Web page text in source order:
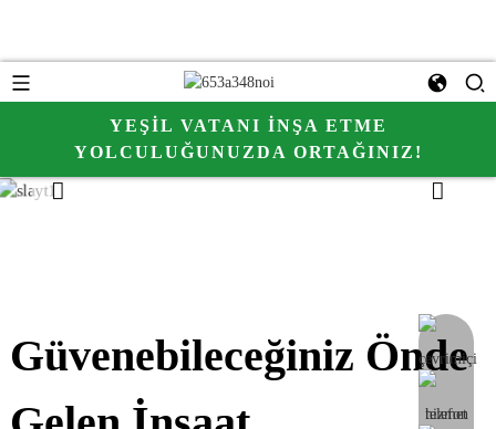
YEŞIL VATANI INŞA ETME
YOLCULUĞUNUZDA ORTAĞINIZ!
çevrimiçi
Güvenebileceğiniz Önde